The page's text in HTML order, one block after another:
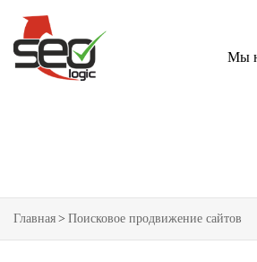
Мы
Главная > Поисковое продвижение сайтов